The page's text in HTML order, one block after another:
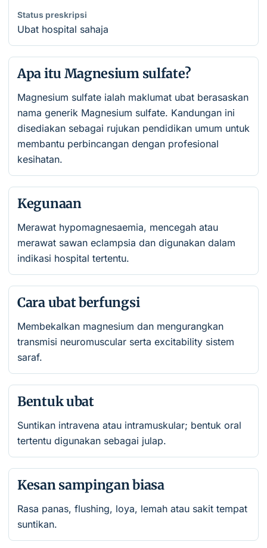
Status preskripsi
Ubat hospital sahaja
Apa itu Magnesium sulfate?
Magnesium sulfate ialah maklumat ubat berasaskan
nama generik Magnesium sulfate. Kandungan ini
disediakan sebagai rujukan pendidikan umum untuk
membantu perbincangan dengan profesional
kesihatan.
Kegunaan
Merawat hypomagnesaemia, mencegah atau
merawat sawan eclampsia dan digunakan dalam
indikasi hospital tertentu.
Cara ubat berfungsi
Membekalkan magnesium dan mengurangkan
transmisi neuromuscular serta excitability sistem
saraf.
Bentuk ubat
Suntikan intravena atau intramuskular; bentuk oral
tertentu digunakan sebagai julap.
Kesan sampingan biasa
Rasa panas, flushing, loya, lemah atau sakit tempat
suntikan.